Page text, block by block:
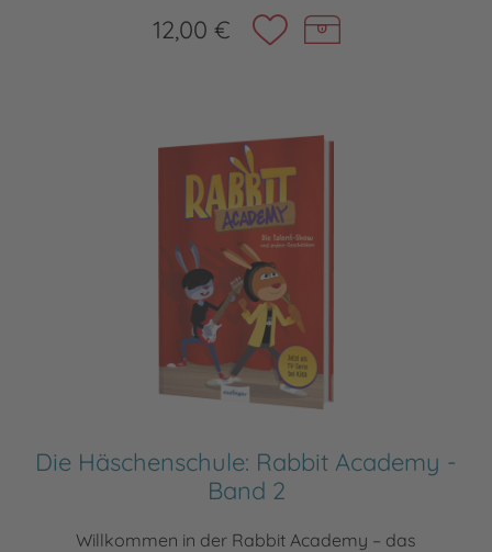
12,00 €
Die Häschenschule: Rabbit Academy -
Band 2
Willkommen in der Rabbit Academy – das